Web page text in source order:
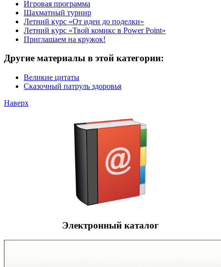
Игровая программа
Шахматный турнир
Летний курс «От идеи до поделки»
Летний курс «Твой комикс в Power Point»
Приглашаем на кружок!
Другие материалы в этой категории:
Великие цитаты
Сказочный патруль здоровья
Наверх
Электронный каталог